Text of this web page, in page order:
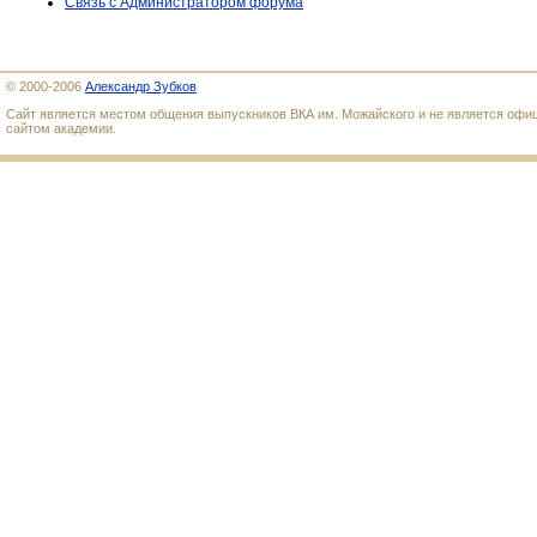
© 2000-2006 Александр Зубков
Сайт является местом общения выпускников ВКА им. Можайского и не является
сайтом академии.